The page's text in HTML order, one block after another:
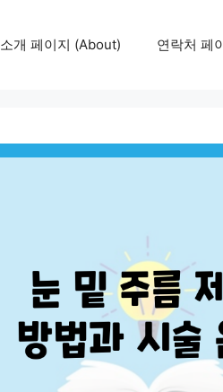
소개 페이지 (About) 연락처 페